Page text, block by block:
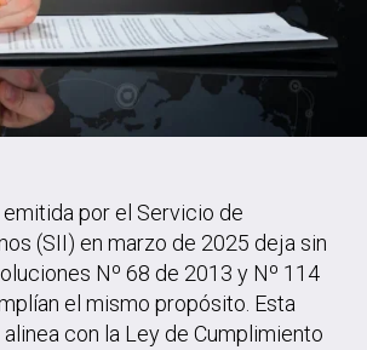
por el Servicio de
(SII) en marzo de 2025 deja sin
Nº 68 de 2013 y Nº 114
el mismo propósito. Esta
con la Ley de Cumplimiento